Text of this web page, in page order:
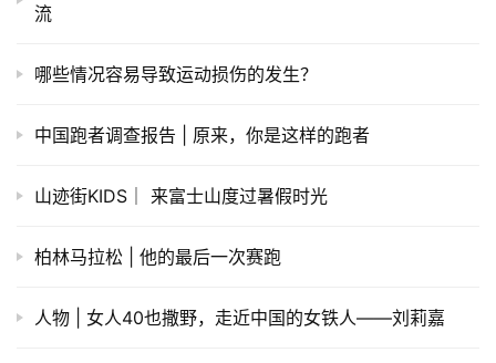
流
哪些情况容易导致运动损伤的发生？
中国跑者调查报告 | 原来，你是这样的跑者
山迹街KIDS｜ 来富士山度过暑假时光
柏林马拉松 | 他的最后一次赛跑
人物 | 女人40也撒野，走近中国的女铁人——刘莉嘉